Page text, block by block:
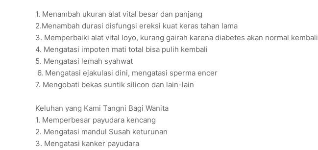
1. Menambah ukuran alat vital besar dan panjang
2.Menambah durasi disfungsi ereksi kuat keras tahan lama
3. Memperbaiki alat vital loyo, kurang gairah karena diabetes akan normal kembali
4. Mengatasi impoten mati total bisa pulih kembali
5. Mengatasi lemah syahwat
6. Mengatasi ejakulasi dini, mengatasi sperma encer
7. Mengobati bekas suntik silicon dan lain-lain
Keluhan yang Kami Tangni Bagi Wanita
1. Memperbesar payudara kencang
2. Mengatasi mandul Susah keturunan
3. Mengatasi kanker payudara